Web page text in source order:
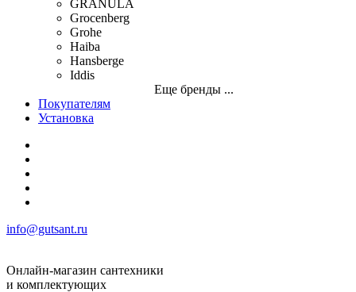
GRANULA
Grocenberg
Grohe
Haiba
Hansberge
Iddis
Еще бренды ...
Покупателям
Установка
info@gutsant.ru
Онлайн-магазин сантехники
и комплектующих